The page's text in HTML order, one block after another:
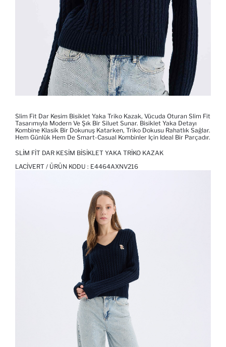
Slim Fit Dar Kesim Bisiklet Yaka Triko Kazak, Vücuda Oturan Slim Fit
Tasarımıyla Modern Ve Şık Bir Siluet Sunar. Bisiklet Yaka Detayı
Kombine Klasik Bir Dokunuş Katarken, Triko Dokusu Rahatlık Sağlar.
Hem Günlük Hem De Smart-Casual Kombinler Için Ideal Bir Parçadır.
SLIM FIT DAR KESIM BISIKLET YAKA TRIKO KAZAK
LACIVERT / ÜRÜN KODU : E4464AXNV216